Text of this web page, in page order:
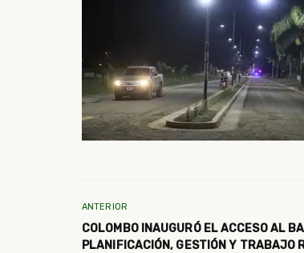
ANTERIOR
COLOMBO INAUGURÓ EL ACCESO AL
PLANIFICACIÓN, GESTIÓN Y TRABAJO